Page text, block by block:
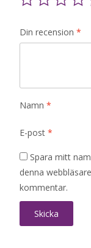
Din recension *
Namn *
E-post *
Spara mitt
denna
kommentar.